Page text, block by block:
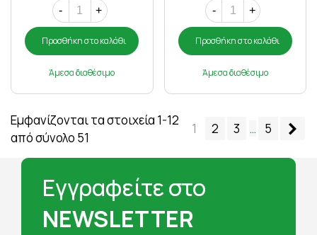
- +
Προσθήκη στο καλάθι
Άμεσα διαθέσιμο
- +
Προσθήκη στο καλάθι
Άμεσα διαθέσιμο
Εμφανίζονται τα στοιχεία 1-12
από σύνολο 51
1 2 3 … 5
Εγγραφείτε στο
NEWSLETTER